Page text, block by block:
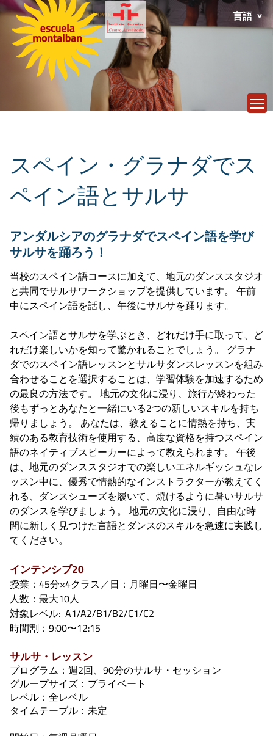
言語
スペイン・グラナダでス
ペイン語とサルサ
アンダルシアのグラナダでスペイン語を学び
サルサを踊ろう！
当校のスペイン語コースに加えて、地元のダンススタジオ
と共同でサルサワークショップを提供しています。 午前
中にスペイン語を話し、午後にサルサを踊ります。
スペイン語とサルサを学ぶとき、どれだけ手に取って、ど
れだけ楽しいかを知って驚かれることでしょう。 グラナ
ダでのスペイン語レッスンとサルサダンスレッスンを組み
合わせることを選択することは、学習体験を加速するため
の最良の方法です。 地元の文化に浸り、旅行が終わった
後もずっとあなたと一緒にいる2つの新しいスキルを持ち
帰りましょう。 あなたは、教えることに情熱を持ち、実
績のある教育技術を使用する、高度な資格を持つスペイン
語のネイティブスピーカーによって教えられます。 午後
は、地元のダンススタジオでの楽しいエネルギッシュなレ
ッスン中に、優秀で情熱的なインストラクターが教えてく
れる、ダンスシューズを履いて、焼けるように暑いサルサ
のダンスを学びましょう。 地元の文化に浸り、自由な時
間に新しく見つけた言語とダンスのスキルを急速に実践し
てください。
インテンシブ20
授業：45分×4クラス／日：月曜日〜金曜日
人数：最大10人
対象レベル: A1/A2/B1/B2/C1/C2
時間割：9:00〜12:15
サルサ・レッスン
プログラム：週2回、90分のサルサ・セッション
グループサイズ：プライベート
レベル：全レベル
タイムテーブル：未定